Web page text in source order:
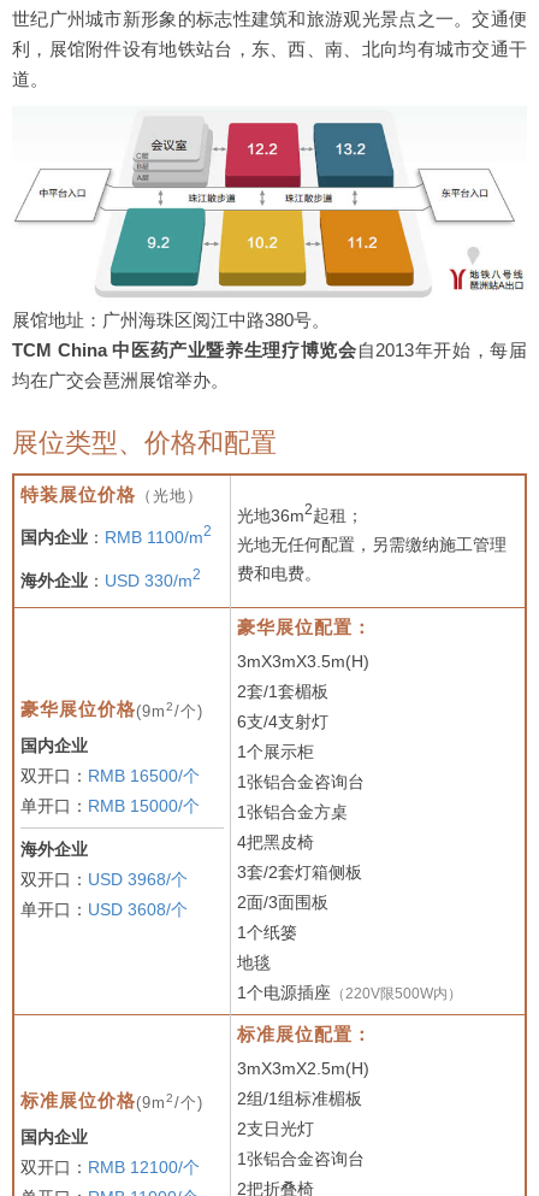
世纪广州城市新形象的标志性建筑和旅游观光景点之一。交通便
利，展馆附件设有地铁站台，东、西、南、北向均有城市交通干
道。
展馆地址：广州海珠区阅江中路380号。
TCM China 中医药产业暨养生理疗博览会自2013年开始，每届
均在广交会琶洲展馆举办。
展位类型、价格和配置
特装展位价格 （光地）
国内企业 ： RMB 1100/m2
海外企业 ： USD 330/m2
光地36m2起租；
光地无任何配置，另需缴纳施工管理
费和电费。
豪华展位价格(9m2/个)
国内企业
双开口： RMB 16500/个
单开口： RMB 15000/个
海外企业
双开口： USD 3968/个
单开口： USD 3608/个
豪华展位配置：
3mX3mX3.5m(H)
2套/1套楣板
6支/4支射灯
1个展示柜
1张铝合金咨询台
1张铝合金方桌
4把黑皮椅
3套/2套灯箱侧板
2面/3面围板
1个纸篓
地毯
1个电源插座 （220V限500W内）
标准展位价格(9m2/个)
国内企业
双开口： RMB 12100/个
标准展位配置：
3mX3mX2.5m(H)
2组/1组标准楣板
2支日光灯
1张铝合金咨询台
2把折叠椅